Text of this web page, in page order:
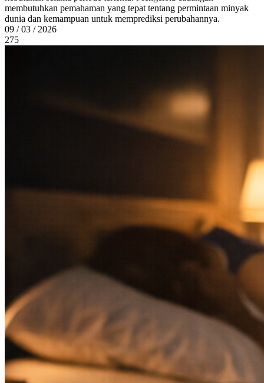
membutuhkan pemahaman yang tepat tentang permintaan minyak
dunia dan kemampuan untuk memprediksi perubahannya.
09 / 03 / 2026
275